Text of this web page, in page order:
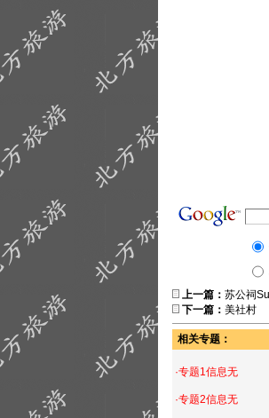
上一篇： 苏公祠
下一篇： 美社村
相关专题：
·专题1信息无
·专题2信息无